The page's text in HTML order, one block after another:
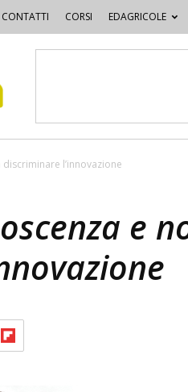
CONTATTI CORSI EDAGRICOLE
l’innovazione
e